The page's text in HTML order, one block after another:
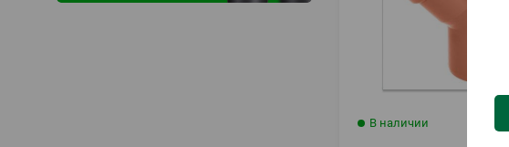
В наличии